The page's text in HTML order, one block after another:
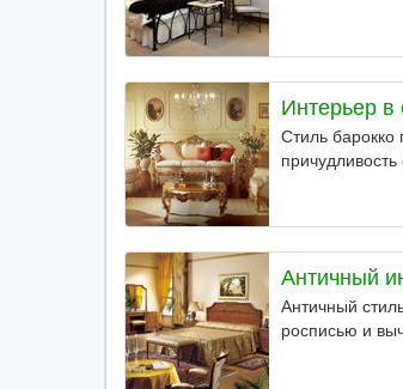
Интерьер в
Стиль барокко
Античный
Античный
росписью и